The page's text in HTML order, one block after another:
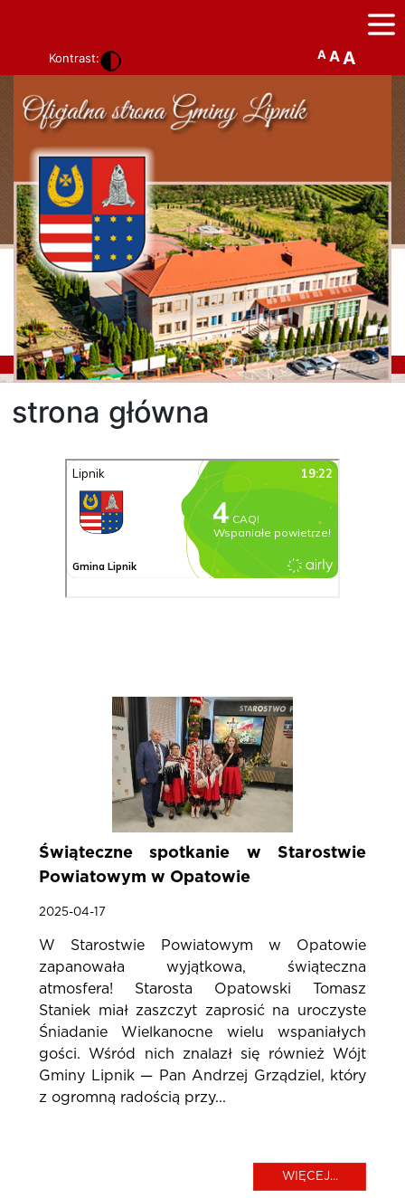
Kontrast: A AA
strona główna
Świąteczne spotkanie w Starostwie
Powiatowym w Opatowie
2025-04-17
W Starostwie Powiatowym w Opatowie
zapanowała wyjątkowa, świąteczna
atmosfera! Starosta Opatowski Tomasz
Staniek miał zaszczyt zaprosić na uroczyste
Śniadanie Wielkanocne wielu wspaniałych
gości. Wśród nich znalazł się również Wójt
Gminy Lipnik — Pan Andrzej Grządziel, który
z ogromną radością przy...
WIĘCEJ...